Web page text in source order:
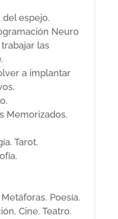
espejo.
Neuro
las
a implantar
Memorizados.
Tarot.
Poesía.
Cine. Teatro.